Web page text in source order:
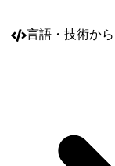
言語・技術か